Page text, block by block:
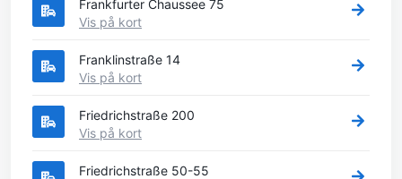
Frankfurter Chaussee 75
Vis på kort
Franklinstraße 14
Vis på kort
Friedrichstraße 200
Vis på kort
Friedrichstraße 50-55